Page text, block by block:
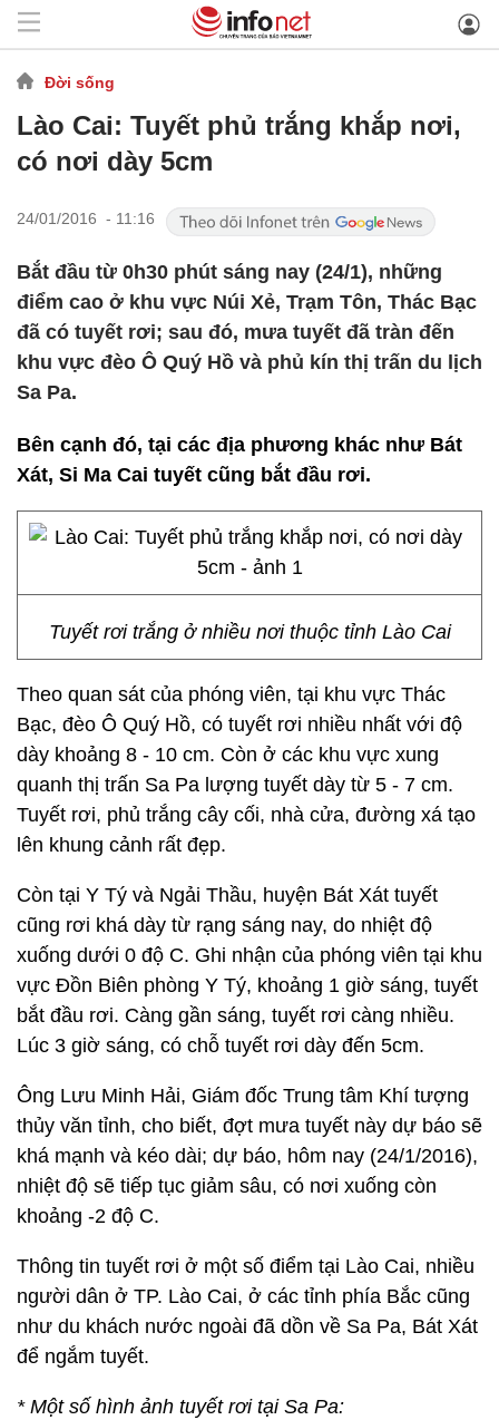
Đời sống
Lào Cai: Tuyết phủ trắng khắp nơi,
có nơi dày 5cm
24/01/2016 - 11:16
Bắt đầu từ 0h30 phút sáng nay (24/1), những
điểm cao ở khu vực Núi Xẻ, Trạm Tôn, Thác Bạc
đã có tuyết rơi; sau đó, mưa tuyết đã tràn đến
khu vực đèo Ô Quý Hồ và phủ kín thị trấn du lịch
Sa Pa.
Bên cạnh đó, tại các địa phương khác như Bát
Xát, Si Ma Cai tuyết cũng bắt đầu rơi.
Tuyết rơi trắng ở nhiều nơi thuộc tỉnh Lào Cai
Theo quan sát của phóng viên, tại khu vực Thác
Bạc, đèo Ô Quý Hồ, có tuyết rơi nhiều nhất với độ
dày khoảng 8 - 10 cm. Còn ở các khu vực xung
quanh thị trấn Sa Pa lượng tuyết dày từ 5 - 7 cm.
Tuyết rơi, phủ trắng cây cối, nhà cửa, đường xá tạo
lên khung cảnh rất đẹp.
Còn tại Y Tý và Ngải Thầu, huyện Bát Xát tuyết
cũng rơi khá dày từ rạng sáng nay, do nhiệt độ
xuống dưới 0 độ C. Ghi nhận của phóng viên tại khu
vực Đồn Biên phòng Y Tý, khoảng 1 giờ sáng, tuyết
bắt đầu rơi. Càng gần sáng, tuyết rơi càng nhiều.
Lúc 3 giờ sáng, có chỗ tuyết rơi dày đến 5cm.
Ông Lưu Minh Hải, Giám đốc Trung tâm Khí tượng
thủy văn tỉnh, cho biết, đợt mưa tuyết này dự báo sẽ
khá mạnh và kéo dài; dự báo, hôm nay (24/1/2016),
nhiệt độ sẽ tiếp tục giảm sâu, có nơi xuống còn
khoảng -2 độ C.
Thông tin tuyết rơi ở một số điểm tại Lào Cai, nhiều
người dân ở TP. Lào Cai, ở các tỉnh phía Bắc cũng
như du khách nước ngoài đã dồn về Sa Pa, Bát Xát
để ngắm tuyết.
* Một số hình ảnh tuyết rơi tại Sa Pa: